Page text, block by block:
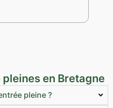
en Bretagne
pleine ?